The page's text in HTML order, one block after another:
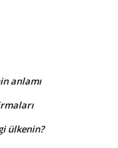
anlamı
ülkenin?